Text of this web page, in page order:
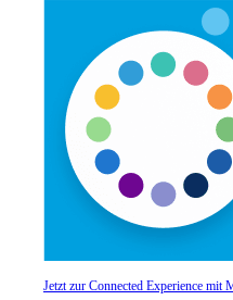
Jetzt zur Connected Experience mit